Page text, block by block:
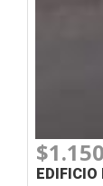
EDIFICIO